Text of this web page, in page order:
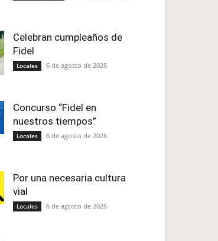
Celebran cumpleaños de
Fidel
Locales 6 de agosto de 2026
Concurso “Fidel en
nuestros tiempos”
Locales 6 de agosto de 2026
Por una necesaria cultura
vial
Locales 6 de agosto de 2026